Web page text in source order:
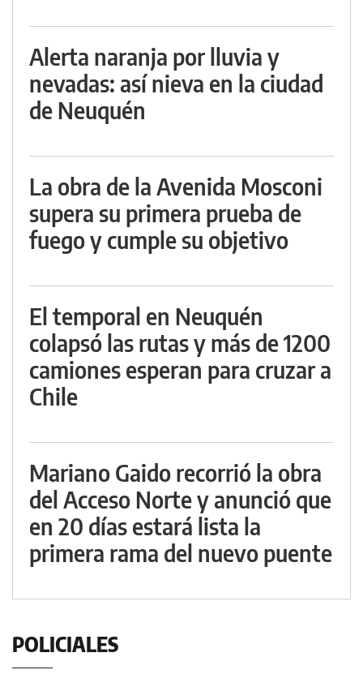
Alerta naranja por lluvia y
nevadas: así nieva en la ciudad
de Neuquén
La obra de la Avenida Mosconi
supera su primera prueba de
fuego y cumple su objetivo
El temporal en Neuquén
colapsó las rutas y más de 1200
camiones esperan para cruzar a
Chile
Mariano Gaido recorrió la obra
del Acceso Norte y anunció que
en 20 días estará lista la
primera rama del nuevo puente
POLICIALES